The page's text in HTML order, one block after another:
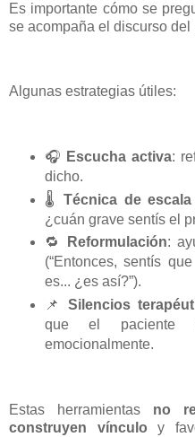
Es importante cómo se
se acompaña el discurso del
Algunas estrategias útiles:
🎧 Escucha activa:
dicho.
🌡️
Técnica de
¿cuán grave sentís el
🔁
Reformulación:
(“Entonces, sentís
es... ¿es así?”).
📌
Silencios
que el paciente
emocionalmente.
Estas herramientas no
construyen vínculo y